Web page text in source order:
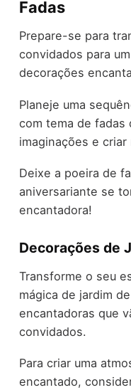
Fadas
Prepare-se para
convidados para
decorações
Planeje uma
com tema de fadas
imaginações e criar
Deixe a poeira de
aniversariante se
encantadora!
Decorações de
Transforme o seu
mágica de jardim
encantadoras que
convidados.
Para criar uma
encantado,